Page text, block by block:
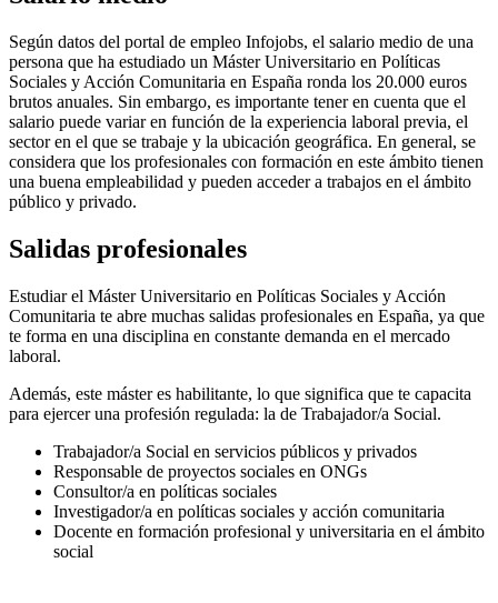
Según datos del portal de empleo Infojobs, el salario medio de una
persona que ha estudiado un Máster Universitario en Políticas
Sociales y Acción Comunitaria en España ronda los 20.000 euros
brutos anuales. Sin embargo, es importante tener en cuenta que el
salario puede variar en función de la experiencia laboral previa, el
sector en el que se trabaje y la ubicación geográfica. En general, se
considera que los profesionales con formación en este ámbito tienen
una buena empleabilidad y pueden acceder a trabajos en el ámbito
público y privado.
Salidas profesionales
Estudiar el Máster Universitario en Políticas Sociales y Acción
Comunitaria te abre muchas salidas profesionales en España, ya que
te forma en una disciplina en constante demanda en el mercado
laboral.
Además, este máster es habilitante, lo que significa que te capacita
para ejercer una profesión regulada: la de Trabajador/a Social.
Trabajador/a Social en servicios públicos y privados
Responsable de proyectos sociales en ONGs
Consultor/a en políticas sociales
Investigador/a en políticas sociales y acción comunitaria
Docente en formación profesional y universitaria en el ámbito
social